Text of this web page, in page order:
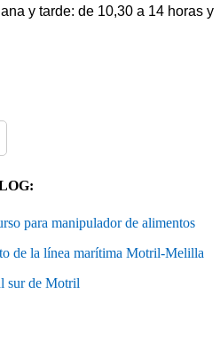
y tarde: de 10,30 a 14 horas y
para manipulador de alimentos
de la línea marítima Motril-Melilla
sur de Motril